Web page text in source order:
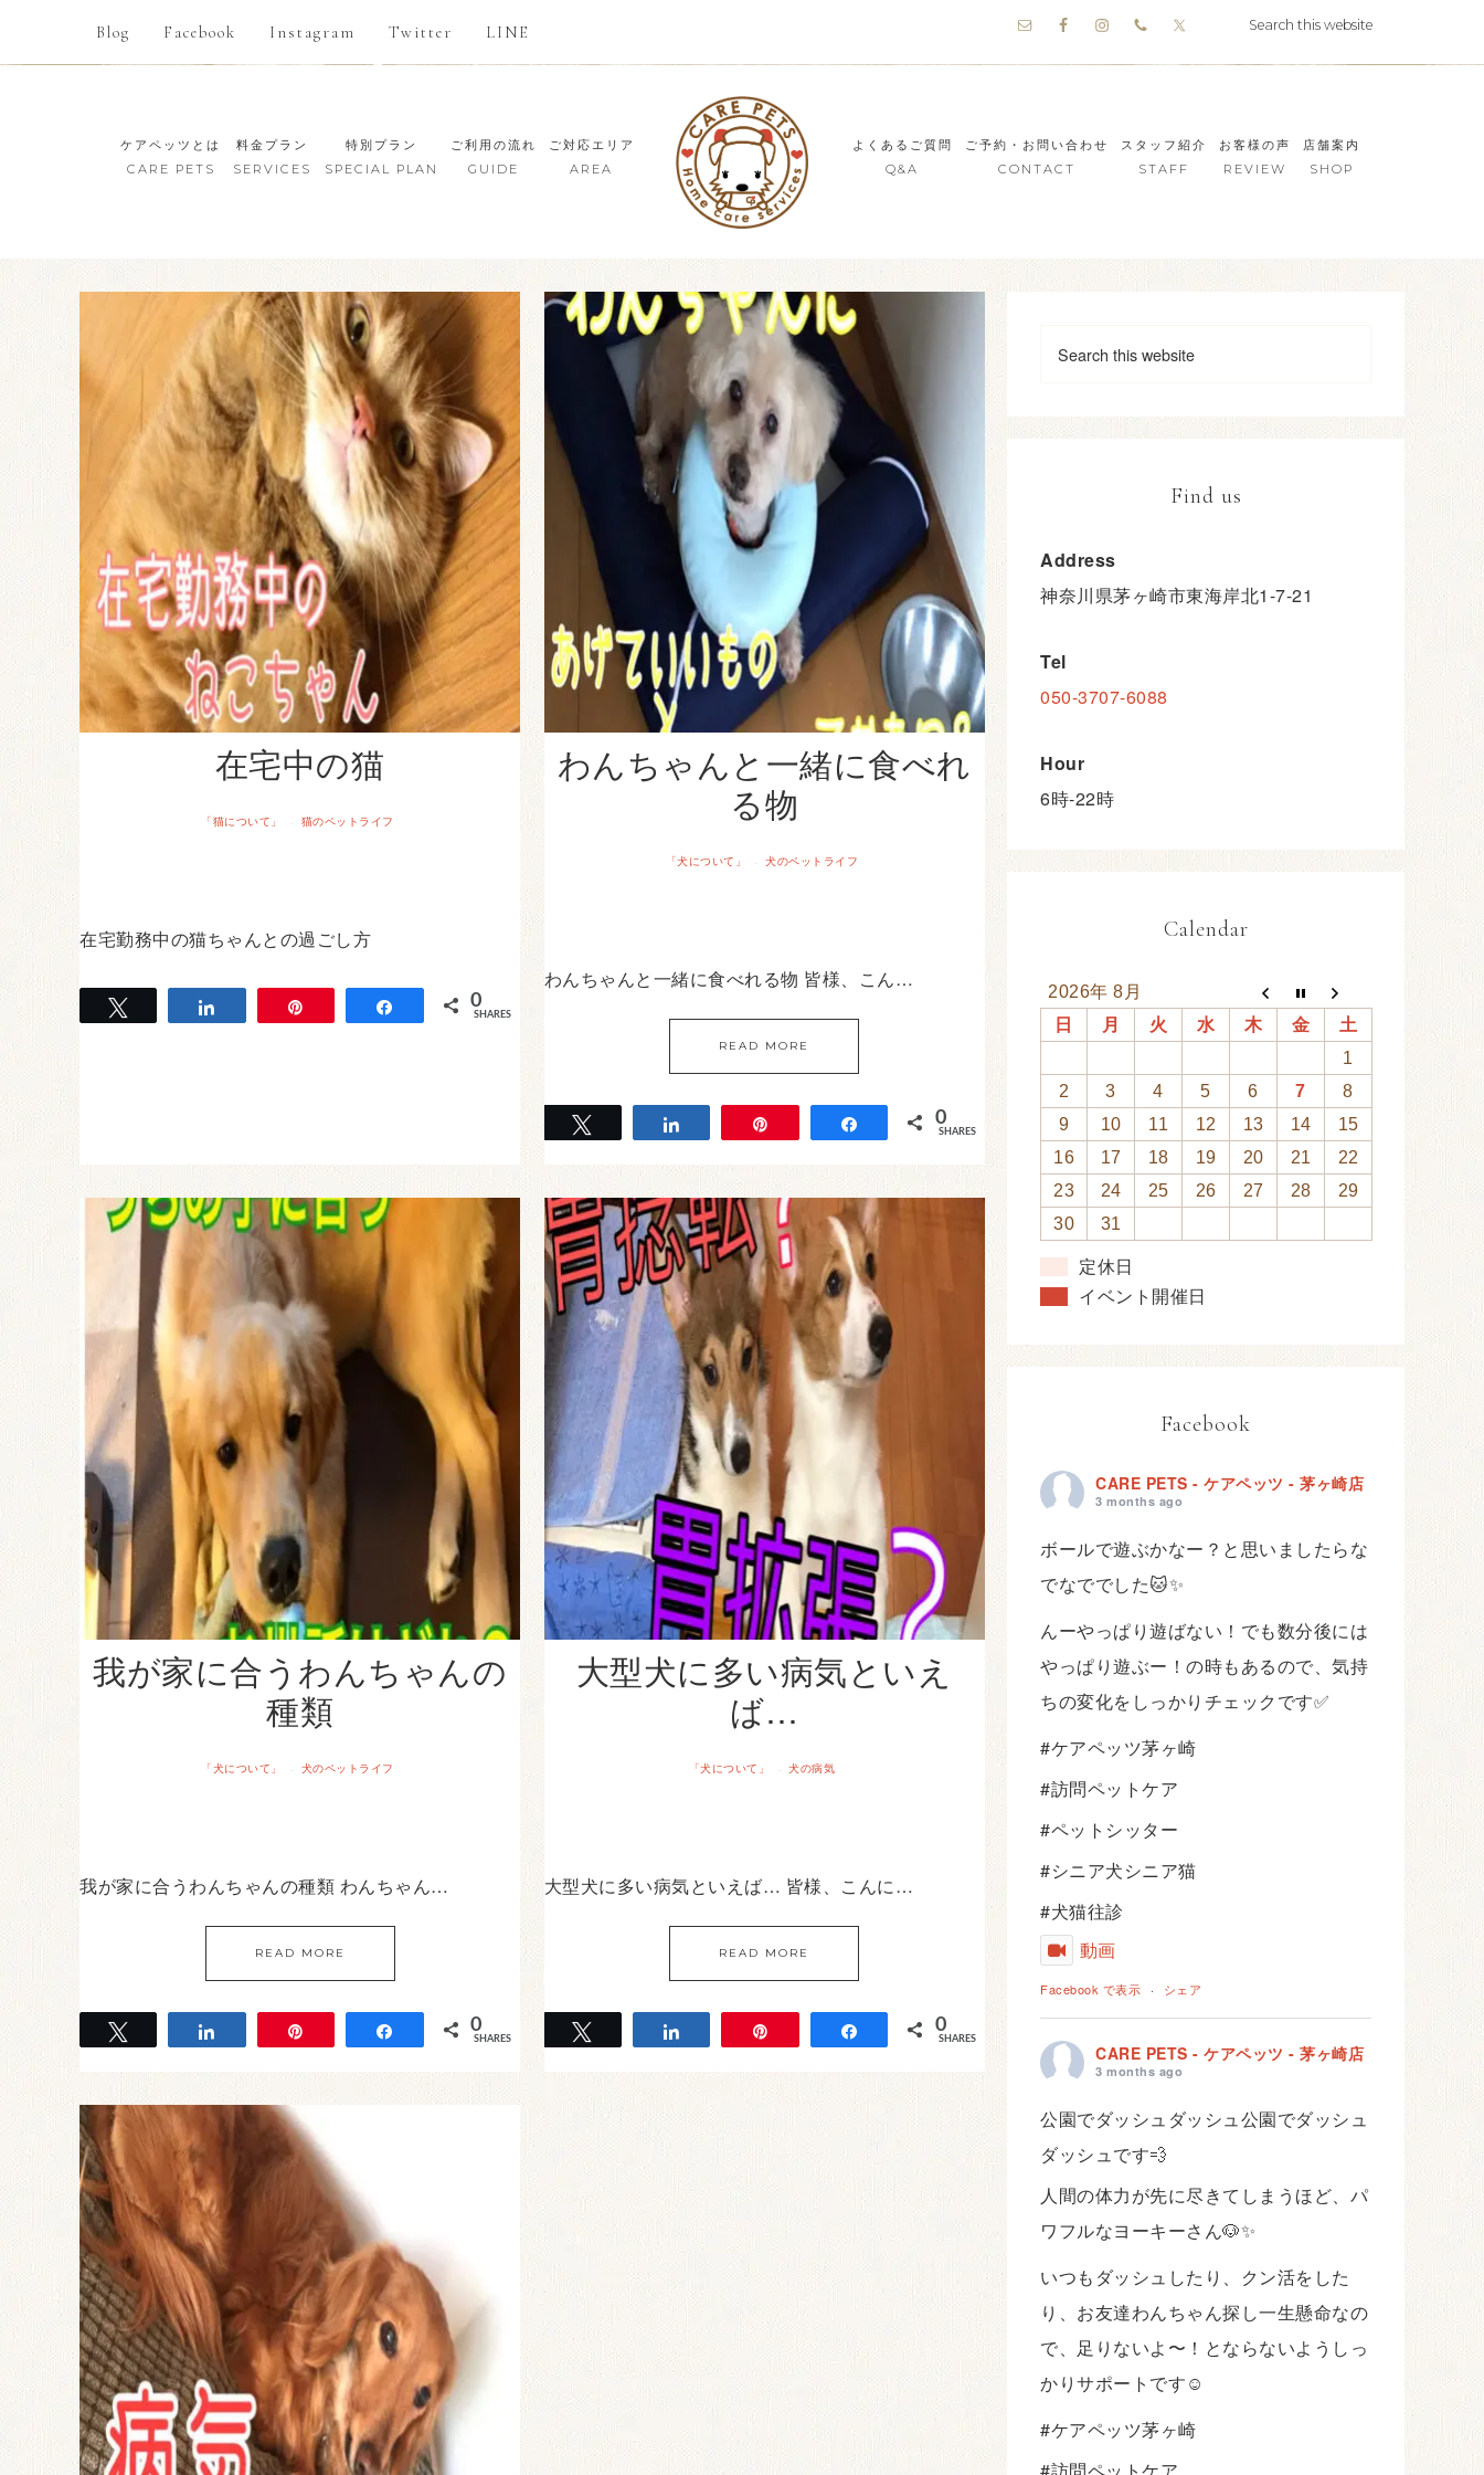
Blog Facebook Instagram Twitter LINE
ケアペッツとは
CARE PETS
料金プラン
SERVICES
特別プラン
SPECIAL PLAN
ご利用の流れ
GUIDE
ご対応エリア
AREA
よくあるご質問
Q&A
ご予約・お問い合わせ
CONTACT
スタッフ紹介
STAFF
お客様の声
REVIEW
店舗案内
SHOP
在宅中の猫
「猫について」 · 猫のペットライフ
在宅勤務中の猫ちゃんとの過ごし方
Share 0
SHARES
わんちゃんと一緒に食べれ
る物
「犬について」 · 犬のペットライフ
わんちゃんと一緒に食べれる物 皆様、こん…
READ MORE
Share 0
SHARES
我が家に合うわんちゃんの
種類
「犬について」 · 犬のペットライフ
我が家に合うわんちゃんの種類 わんちゃん…
READ MORE
Share 0
SHARES
大型犬に多い病気といえ
ば…
「犬について」 · 犬の病気
大型犬に多い病気といえば… 皆様、こんに…
READ MORE
Share 0
SHARES
Find us
Address
神奈川県茅ヶ崎市東海岸北1-7-21
Tel
050-3707-6088
Hour
6時-22時
Calendar
2026年 8月
日
月 火 水 木 金
土
1
2
3 4 5 6 7
8
9
10 11 12 13 14
15
16
17 18 19 20 21
22
23
24 25 26 27 28
29
30
31
定休日
イベント開催日
Facebook
CARE PETS - ケアペッツ - 茅ヶ崎店
3 months ago
ボールで遊ぶかなー？と思いましたらな
でなででした🐱✨
んーやっぱり遊ばない！でも数分後には
やっぱり遊ぶー！の時もあるので、気持
ちの変化をしっかりチェックです✅
#ケアペッツ茅ヶ崎
#訪問ペットケア
#ペットシッター
#シニア犬シニア猫
#犬猫往診
動画
Facebook で表示 · シェア
CARE PETS - ケアペッツ - 茅ヶ崎店
3 months ago
公園でダッシュダッシュ公園でダッシュ
ダッシュです💨
人間の体力が先に尽きてしまうほど、パ
ワフルなヨーキーさん🐶✨
いつもダッシュしたり、クン活をした
り、お友達わんちゃん探し一生懸命なの
で、足りないよ〜！とならないようしっ
かりサポートです☺️
#ケアペッツ茅ヶ崎